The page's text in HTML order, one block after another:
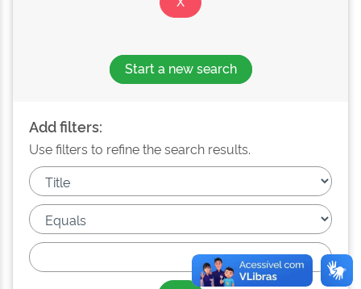
Start a new search
Add filters:
Use filters to refine the search results.